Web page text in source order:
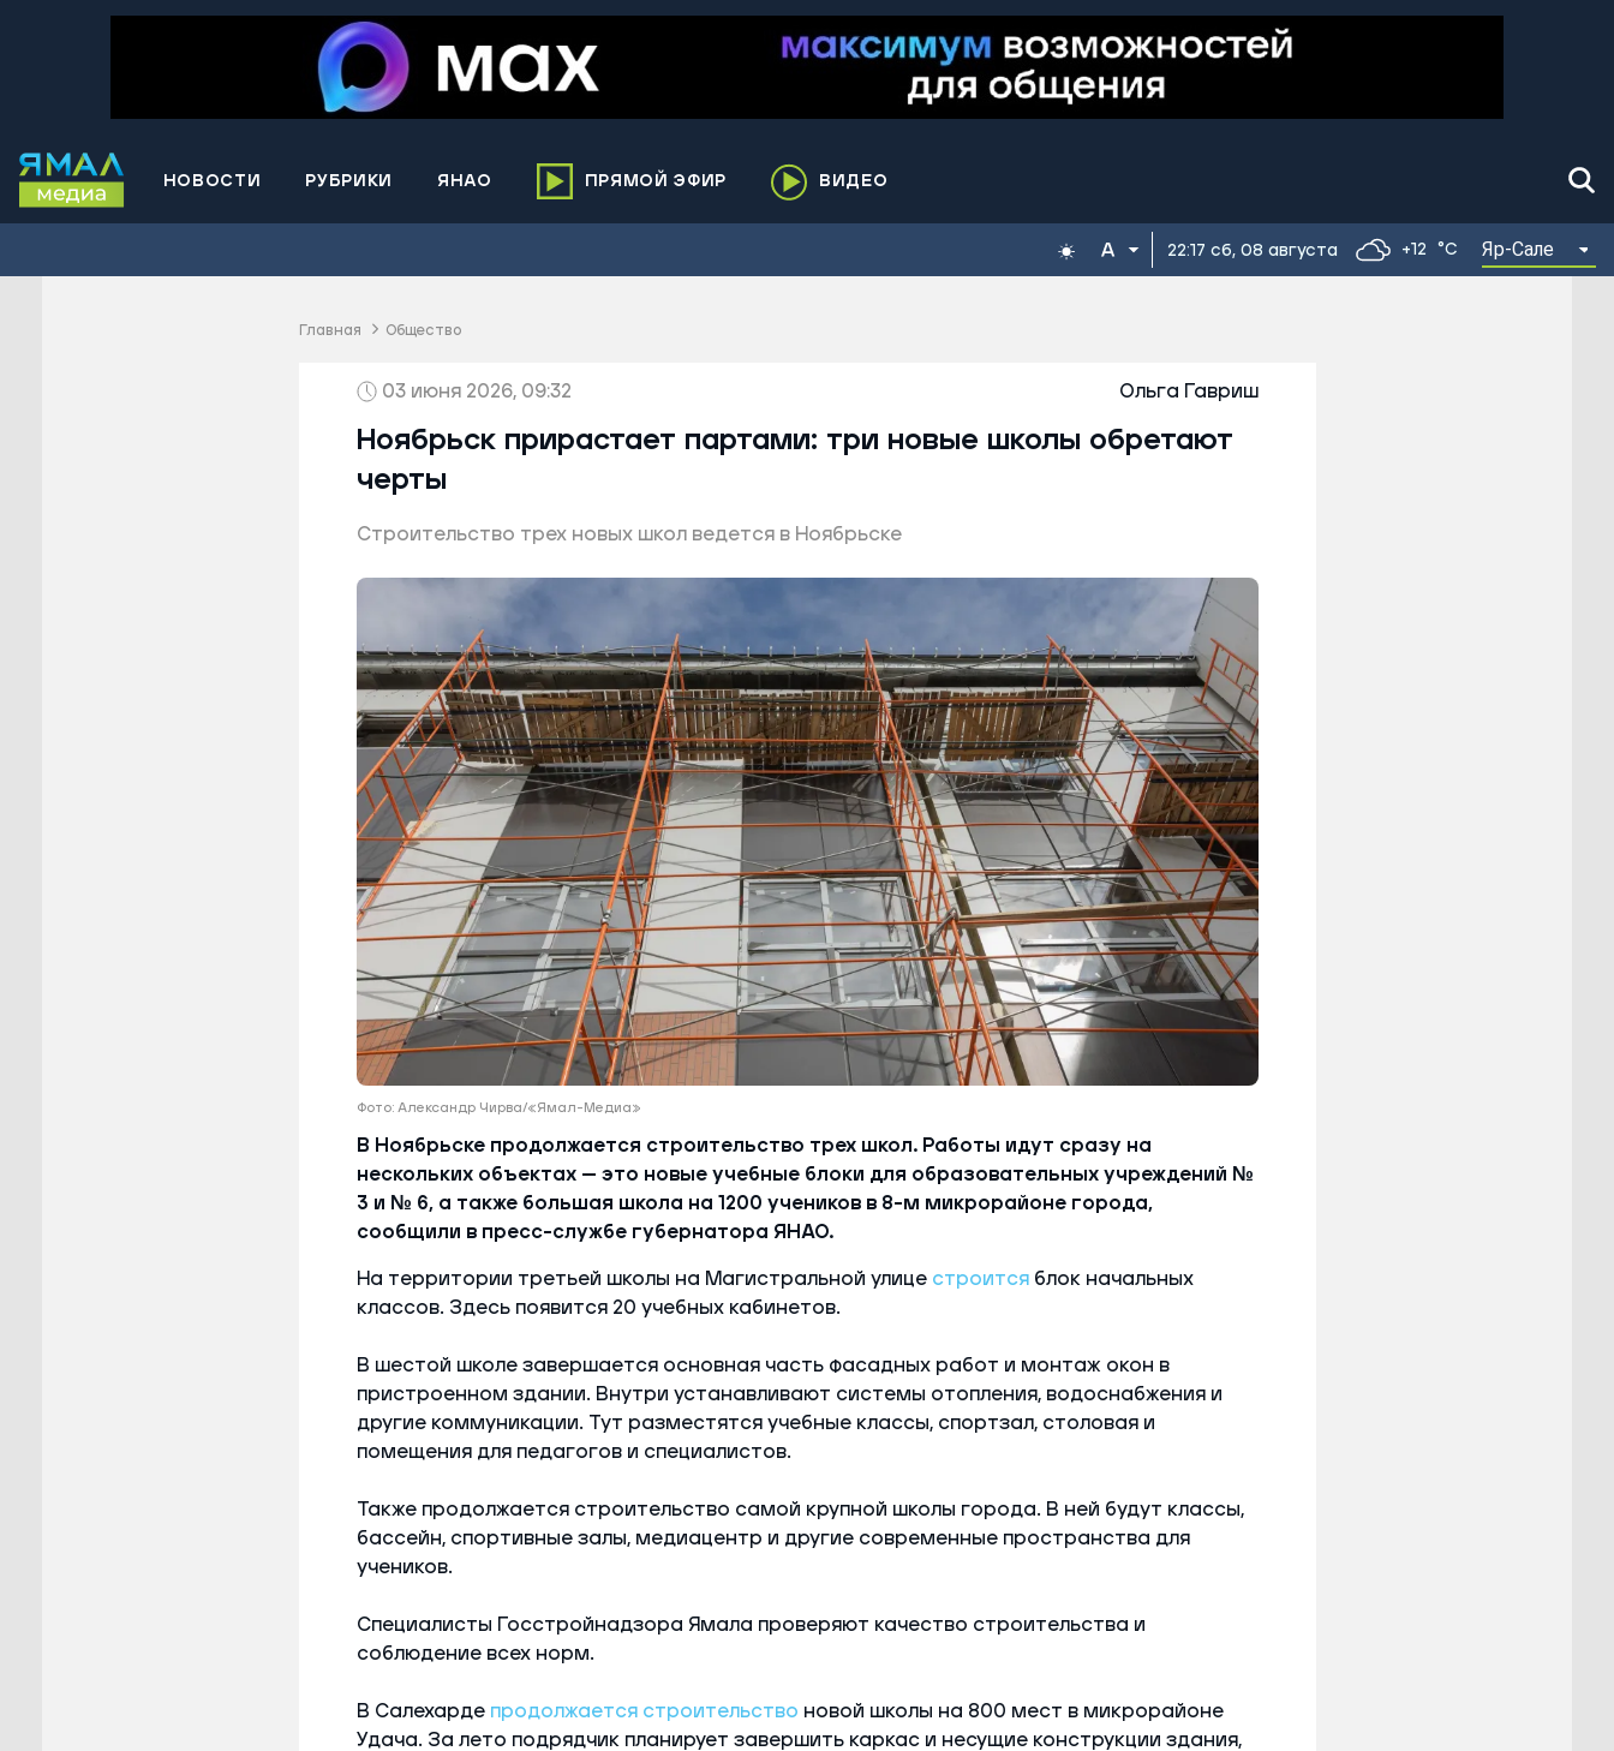
НОВОСТИ РУБРИКИ ЯНАО
район
Муравленко
Приуральский район
Тарко-Сале
Тазовский район
Шурышкарский район
Ямальский район
ПРЯМОЙ ЭФИР ВИДЕО
22:17 сб, 08 августа +12 °C Яр-Сале
Главная Общество
03 июня 2026, 09:32 Ольга Гавриш
Ноябрьск прирастает партами: три новые школы обретают
черты
Строительство трех новых школ ведется в Ноябрьске
Фото: Александр Чирва/«Ямал-Медиа»
В Ноябрьске продолжается строительство трех школ. Работы идут сразу на
нескольких объектах — это новые учебные блоки для образовательных учреждений №
3 и № 6, а также большая школа на 1200 учеников в 8-м микрорайоне города,
сообщили в пресс-службе губернатора ЯНАО.
На территории третьей школы на Магистральной улице строитсяблок начальных
классов. Здесь появится 20 учебных кабинетов.
В шестой школе завершается основная часть фасадных работ и монтаж окон в
пристроенном здании. Внутри устанавливают системы отопления, водоснабжения и
другие коммуникации. Тут разместятся учебные классы, спортзал, столовая и
помещения для педагогов и специалистов.
Также продолжается строительство самой крупной школы города. В ней будут классы,
бассейн, спортивные залы, медиацентр и другие современные пространства для
учеников.
Специалисты Госстройнадзора Ямала проверяют качество строительства и
соблюдение всех норм.
В Салехарде продолжается строительство новой школы на 800 мест в микрорайоне
Удача. За лето подрядчик планирует завершить каркас и несущие конструкции здания,